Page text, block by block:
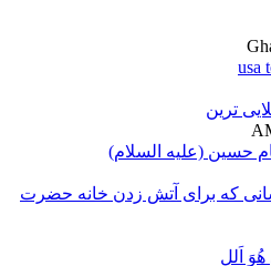
ترین
حسین (علیه السلام)
که برای آتش زدن خانه حضرت
اَلل